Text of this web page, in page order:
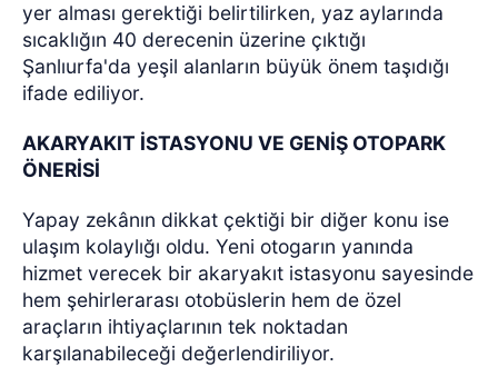
yer alması gerektiği belirtilirken, yaz aylarında
sıcaklığın 40 derecenin üzerine çıktığı
Şanlıurfa'da yeşil alanların büyük önem taşıdığı
ifade ediliyor.
AKARYAKIT İSTASYONU VE GENİŞ OTOPARK
ÖNERİSİ
Yapay zekânın dikkat çektiği bir diğer konu ise
ulaşım kolaylığı oldu. Yeni otogarın yanında
hizmet verecek bir akaryakıt istasyonu sayesinde
hem şehirlerarası otobüslerin hem de özel
araçların ihtiyaçlarının tek noktadan
karşılanabileceği değerlendiriliyor.